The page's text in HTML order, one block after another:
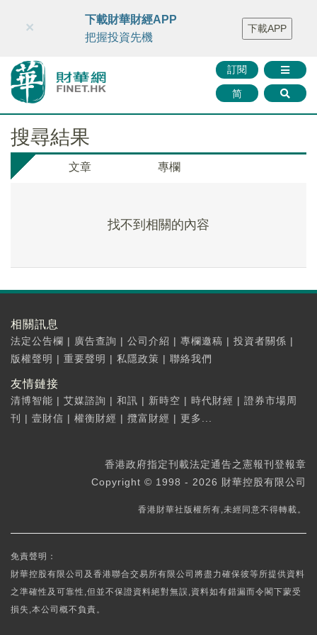
財華智庫網 FINTV FINMETA 財華證券 媒體矩陣
智庫沙龍
聯絡我們
訂閱
简
×
下載財華財經APP
把握投資先機
下載APP
搜尋結果
文章 專欄
找不到相關的內容
相關訊息
法定公告欄 | 廣告查詢 | 公司介紹 | 專欄邀稿 | 投資者關係 |
版權聲明 | 重要聲明 | 私隱政策 | 聯絡我們
友情鏈接
清博智能 | 艾媒諮詢 | 和訊 | 新時空 | 時代財經 | 證券市場周
刊
| 壹財信 | 權衡財經 | 攬富財經 | 更多...
香港政府指定刊載法定通告之憲報刊登報章
Copyright © 1998 - 2026 財華控股有限公司
香港財華社版權所有,未經同意不得轉載。
免責聲明：
財華控股有限公司及香港聯合交易所有限公司將盡力確保彼等所提供資料
之準確性及可靠性,但並不保證資料絕對無誤,資料如有錯漏而令閣下蒙受
損失,本公司概不負責。